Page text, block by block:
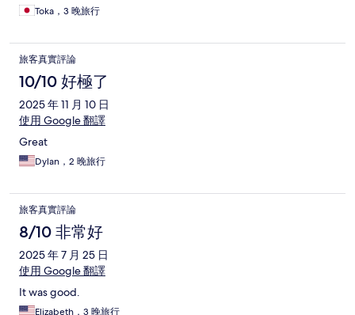
Toka，3 晚旅行
旅客真實評論
10/10 好極了
2025 年 11 月 10 日
使用 Google 翻譯
Great
Dylan，2 晚旅行
旅客真實評論
8/10 非常好
2025 年 7 月 25 日
使用 Google 翻譯
It was good.
Elizabeth，3 晚旅行